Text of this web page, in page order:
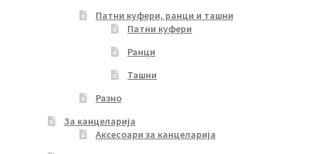
Патни куфери, ранци и ташни
Патни куфери
Ранци
Ташни
Разно
За канцеларија
Аксесоари за канцеларија